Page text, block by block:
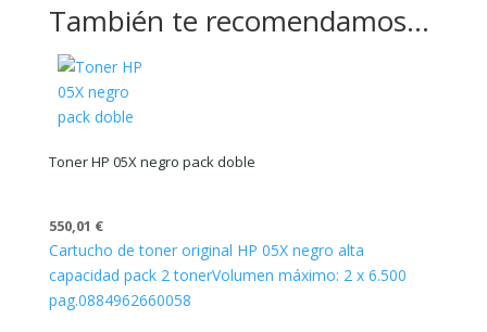
También te recomendamos…
Toner HP 05X negro pack doble
550,01 €
Cartucho de toner original HP 05X negro alta
capacidad pack 2 tonerVolumen máximo: 2 x 6.500
pag.0884962660058